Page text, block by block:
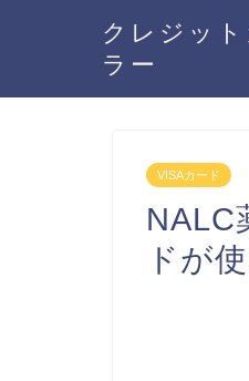
クレジッ
ラー
VISAカード
NALC
ドが